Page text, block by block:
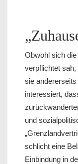
Obwohl sich
verpflichtet
sie
interessiert,
und
schlicht eine
Einbindung in